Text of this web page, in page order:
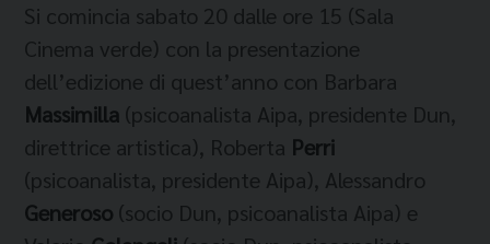
Si comincia sabato 20 dalle ore 15 (Sala
Cinema verde) con la presentazione
dell’edizione di quest’anno con Barbara
Massimilla (psicoanalista Aipa, presidente Dun,
direttrice artistica), Roberta Perri
(psicoanalista, presidente Aipa), Alessandro
Generoso (socio Dun, psicoanalista Aipa) e